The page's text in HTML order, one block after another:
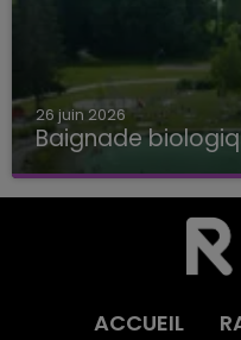
26 juin 2026
Baignade
Baignade biologique
ACCUEIL